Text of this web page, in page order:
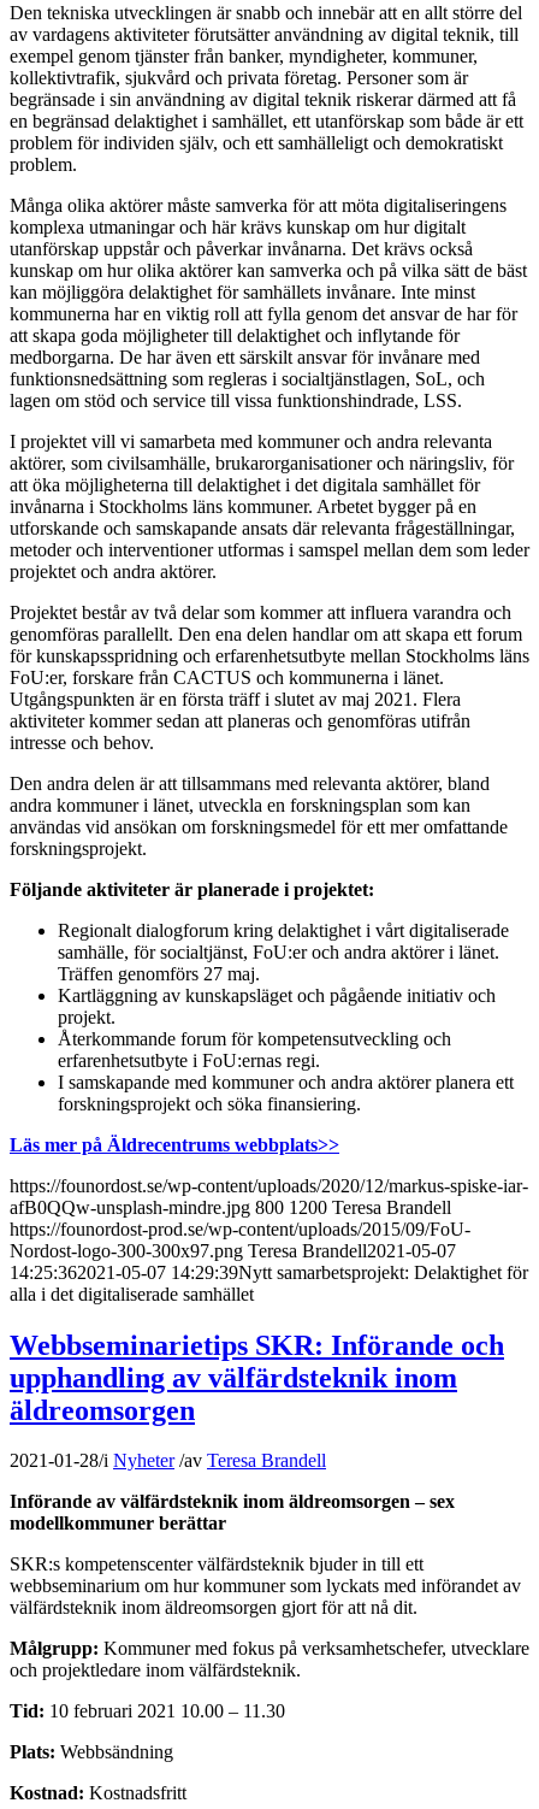
Den tekniska utvecklingen är snabb och innebär att en allt större del
av vardagens aktiviteter förutsätter användning av digital teknik, till
exempel genom tjänster från banker, myndigheter, kommuner,
kollektivtrafik, sjukvård och privata företag. Personer som är
begränsade i sin användning av digital teknik riskerar därmed att få
en begränsad delaktighet i samhället, ett utanförskap som både är ett
problem för individen själv, och ett samhälleligt och demokratiskt
problem.
Många olika aktörer måste samverka för att möta digitaliseringens
komplexa utmaningar och här krävs kunskap om hur digitalt
utanförskap uppstår och påverkar invånarna. Det krävs också
kunskap om hur olika aktörer kan samverka och på vilka sätt de bäst
kan möjliggöra delaktighet för samhällets invånare. Inte minst
kommunerna har en viktig roll att fylla genom det ansvar de har för
att skapa goda möjligheter till delaktighet och inflytande för
medborgarna. De har även ett särskilt ansvar för invånare med
funktionsnedsättning som regleras i socialtjänstlagen, SoL, och
lagen om stöd och service till vissa funktionshindrade, LSS.
I projektet vill vi samarbeta med kommuner och andra relevanta
aktörer, som civilsamhälle, brukarorganisationer och näringsliv, för
att öka möjligheterna till delaktighet i det digitala samhället för
invånarna i Stockholms läns kommuner. Arbetet bygger på en
utforskande och samskapande ansats där relevanta frågeställningar,
metoder och interventioner utformas i samspel mellan dem som leder
projektet och andra aktörer.
Projektet består av två delar som kommer att influera varandra och
genomföras parallellt. Den ena delen handlar om att skapa ett forum
för kunskapsspridning och erfarenhetsutbyte mellan Stockholms läns
FoU:er, forskare från CACTUS och kommunerna i länet.
Utgångspunkten är en första träff i slutet av maj 2021. Flera
aktiviteter kommer sedan att planeras och genomföras utifrån
intresse och behov.
Den andra delen är att tillsammans med relevanta aktörer, bland
andra kommuner i länet, utveckla en forskningsplan som kan
användas vid ansökan om forskningsmedel för ett mer omfattande
forskningsprojekt.
Följande aktiviteter är planerade i projektet:
Regionalt dialogforum kring delaktighet i vårt digitaliserade
samhälle, för socialtjänst, FoU:er och andra aktörer i länet.
Träffen genomförs 27 maj.
Kartläggning av kunskapsläget och pågående initiativ och
projekt.
Återkommande forum för kompetensutveckling och
erfarenhetsutbyte i FoU:ernas regi.
I samskapande med kommuner och andra aktörer planera ett
forskningsprojekt och söka finansiering.
Läs mer på Äldrecentrums webbplats>>
https://founordost.se/wp-content/uploads/2020/12/markus-spiske-iar-
afB0QQw-unsplash-mindre.jpg 800 1200 Teresa Brandell
https://founordost-prod.se/wp-content/uploads/2015/09/FoU-
Nordost-logo-300-300x97.png Teresa Brandell2021-05-07
14:25:362021-05-07 14:29:39Nytt samarbetsprojekt: Delaktighet för
alla i det digitaliserade samhället
Webbseminarietips SKR: Införande och
upphandling av välfärdsteknik inom
äldreomsorgen
2021-01-28/i Nyheter /av Teresa Brandell
Införande av välfärdsteknik inom äldreomsorgen – sex
modellkommuner berättar
SKR:s kompetenscenter välfärdsteknik bjuder in till ett
webbseminarium om hur kommuner som lyckats med införandet av
välfärdsteknik inom äldreomsorgen gjort för att nå dit.
Målgrupp: Kommuner med fokus på verksamhetschefer, utvecklare
och projektledare inom välfärdsteknik.
Tid: 10 februari 2021 10.00 – 11.30
Plats: Webbsändning
Kostnad: Kostnadsfritt